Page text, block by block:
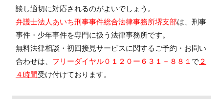
談し適切に対応されるのがよいでしょう。
弁護士法人あいち刑事事件総合法律事務所堺支部は、刑事
事件・少年事件を専門に扱う法律事務所です。
無料法律相談・初回接見サービスに関するご予約・お問い
合わせは、 フリーダイヤル０１２０ー６３１－８８１ で ２
４時間受け付けております。